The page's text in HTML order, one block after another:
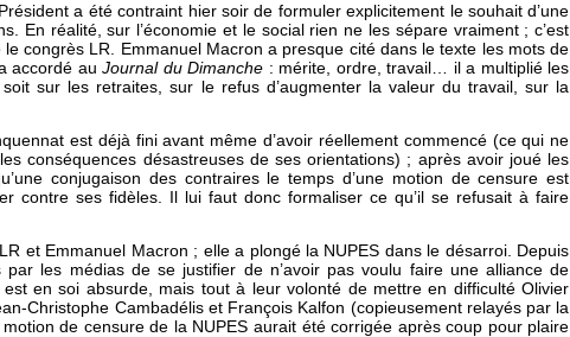
a été contraint hier soir de formuler explicitement le souhait d’une
En réalité, sur l’économie et le social rien ne les sépare vraiment ; c’est
congrès LR. Emmanuel Macron a presque cité dans le texte les mots de
accordé auJournal du Dimanche : mérite, ordre, travail… il a multiplié les
sur les retraites, sur le refus d’augmenter la valeur du travail, sur la
est déjà fini avant même d’avoir réellement commencé (ce qui ne
conséquences désastreuses de ses orientations) ; après avoir joué les
conjugaison des contraires le temps d’une motion de censure est
contre ses fidèles. Il lui faut donc formaliser ce qu’il se refusait à faire
et Emmanuel Macron ; elle a plongé la NUPES dans le désarroi. Depuis
les médias de se justifier de n’avoir pas voulu faire une alliance de
est en soi absurde, mais tout à leur volonté de mettre en difficulté Olivier
Christophe Cambadélis et François Kalfon (copieusement relayés par la
de censure de la NUPES aurait été corrigée après coup pour plaire